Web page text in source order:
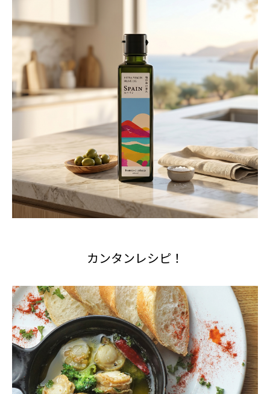
カンタンレシピ！